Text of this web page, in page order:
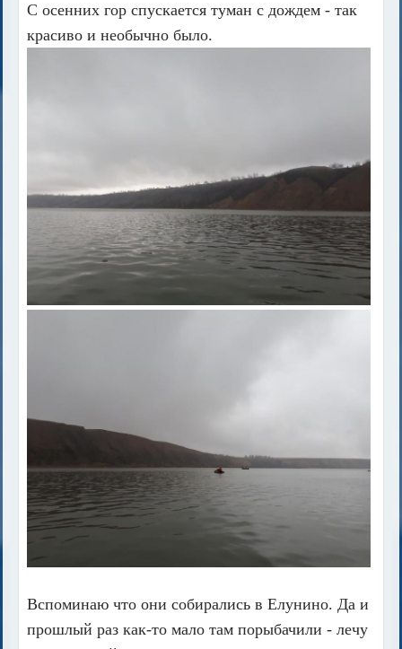
С осенних гор спускается туман с дождем - так
красиво и необычно было.
Вспоминаю что они собирались в Елунино. Да и
прошлый раз как-то мало там порыбачили - лечу